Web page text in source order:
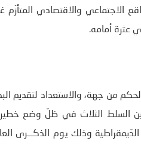
الاجتماعي والاقتصادي
عثرة أمامه.
من جهة، والاستعداد لتقديم
بين السلط الثلاث في ظلّ وضع
الدّيمقراطية وذلك يوم الذكـــرى